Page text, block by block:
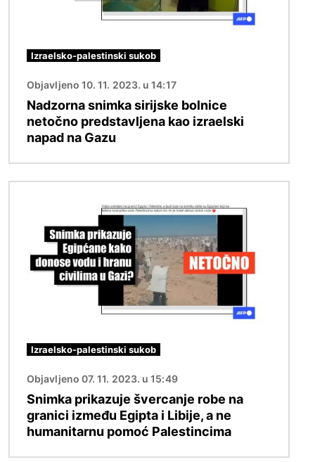
Izraelsko-palestinski sukob
Objavljeno 10. 11. 2023. u 14:17
Nadzorna snimka sirijske bolnice
netočno predstavljena kao izraelski
napad na Gazu
Izraelsko-palestinski sukob
Objavljeno 07. 11. 2023. u 15:49
Snimka prikazuje švercanje robe na
granici između Egipta i Libije, a ne
humanitarnu pomoć Palestincima